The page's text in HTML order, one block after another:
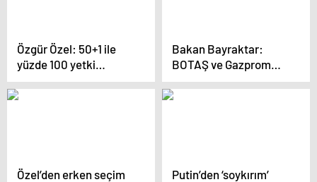
Özgür Özel: 50+1 ile
yüzde 100 yetki
kullanımı demokratik
değil
Bakan Bayraktar:
BOTAŞ ve Gazprom
ortaklığında şirket
kurmayı planlıyoruz
Özel’den erken seçim
Putin’den ‘soykırım’